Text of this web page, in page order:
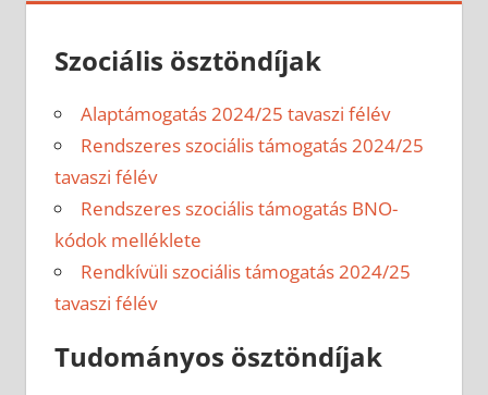
Szociális ösztöndíjak
Alaptámogatás 2024/25 tavaszi félév
Rendszeres szociális támogatás 2024/25
tavaszi félév
Rendszeres szociális támogatás BNO-
kódok melléklete
Rendkívüli szociális támogatás 2024/25
tavaszi félév
Tudományos ösztöndíjak